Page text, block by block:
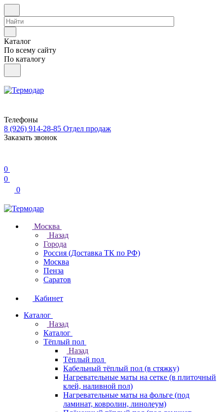
Каталог
По всему сайту
По каталогу
Телефоны
8 (926) 914-28-85 Отдел продаж
Заказать звонок
0
0
0
Москва
Назад
Города
Россия (Доставка ТК по РФ)
Москва
Пенза
Саратов
Кабинет
Каталог
Назад
Каталог
Тёплый пол
Назад
Тёплый пол
Кабельный тёплый пол (в стяжку)
Нагревательные маты на сетке (в плиточный
клей, наливной пол)
Нагревательные маты на фольге (под
ламинат, ковролин, линолеум)